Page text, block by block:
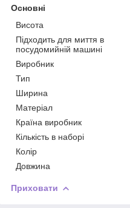
Основні
Висота
Підходить для миття в
посудомийній машині
Виробник
Тип
Ширина
Матеріал
Країна виробник
Кількість в наборі
Колір
Довжина
Приховати